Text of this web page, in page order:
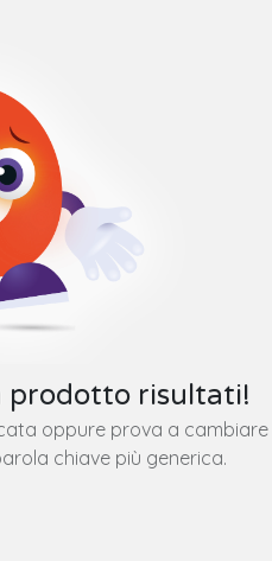
prodotto risultati!
oppure prova a
chiave più generica.